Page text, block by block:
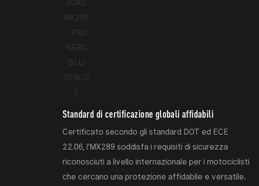
Standard di certificazione globali affidabili
Certificato secondo gli standard DOT ed ECE
22.06, l'MX289 soddisfa i requisiti di sicurezza
riconosciuti a livello internazionale per i motociclisti
che cercano una protezione affidabile e versatile.